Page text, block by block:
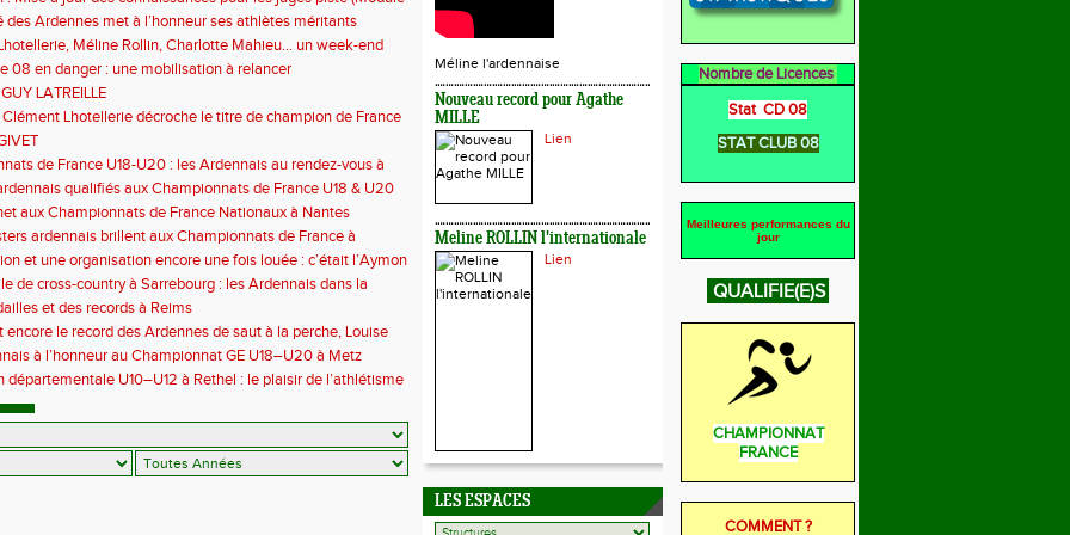
des Ardennes met à l’honneur ses athlètes méritants
Méline Rollin, Charlotte Mahieu… un week-end
les coureurs ardennais
08 en danger : une mobilisation à relancer
LATREILLE
Lhotellerie décroche le titre de champion de France
country
de France U18-U20 : les Ardennais au rendez-vous à
qualifiés aux Championnats de France U18 & U20
aux Championnats de France Nationaux à Nantes
ardennais brillent aux Championnats de France à
et une organisation encore une fois louée : c’était l’Aymon
de cross-country à Sarrebourg : les Ardennais dans la
la fête !et des records à Reims
encore le record des Ardennes de saut à la perche, Louise
championnats de France
à l’honneur au Championnat GE U18–U20 à Metz
départementale U10–U12 à Rethel : le plaisir de l’athlétisme
Méline l'ardennaise
Nouveau record pour Agathe
MILLE
Lien
Meline ROLLIN l'internationale
Lien
LES ESPACES
Nombre de Licences
Stat CD 08
STAT CLUB 08
Meilleures performances du
jour
QUALIFIE(E)S
CHAMPIONNAT
FRANCE
COMMENT ?